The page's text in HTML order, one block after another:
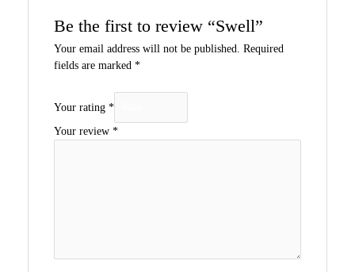
Be the first to review “Swell”
Your email address will not be published. Required
fields are marked *
Your rating *
Your review *